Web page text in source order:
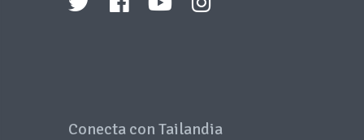
Conecta con Tailandia